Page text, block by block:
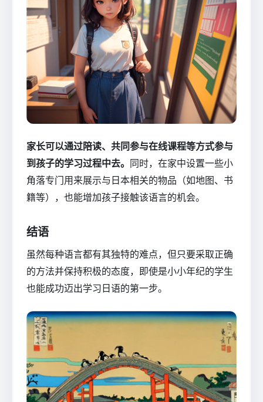
家长可以通过陪读、共同参与在线课程等方式参与
到孩子的学习过程中去。 同时，在家中设置一些小
角落专门用来展示与日本相关的物品（如地图、书
籍等），也能增加孩子接触该语言的机会。
结语
虽然每种语言都有其独特的难点，但只要采取正确
的方法并保持积极的态度，即使是小小年纪的学生
也能成功迈出学习日语的第一步。